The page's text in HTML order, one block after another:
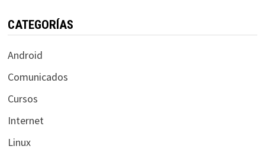
CATEGORÍAS
Android
Comunicados
Cursos
Internet
Linux